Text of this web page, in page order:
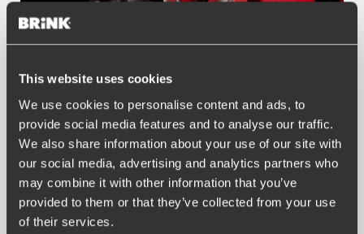
This website uses cookies
We use cookies to personalise content and ads, to
provide social media features and to analyse our traffic.
We also share information about your use of our site with
our social media, advertising and analytics partners who
may combine it with other information that you’ve
provided to them or that they’ve collected from your use
of their services.
Avantages de Brink
Le plus vaste assortiment en France
Attelage spécialement développé pour votre véhicule
Attelages certifies fiable
Installation près de chez vous
Testés dans des conditions extrêmes